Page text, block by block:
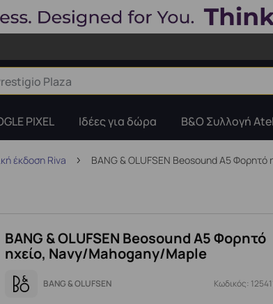
PIXEL Ιδέες για δώρα B&O Συλλογή
έκδοση Riva BANG & OLUFSEN Beosound A5
BANG & OLUFSEN Beosound A5 Φορητό
ηχείο, Navy/Mahogany/Maple
BANG & OLUFSEN Κωδικός: